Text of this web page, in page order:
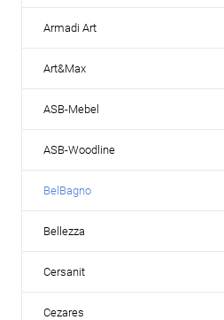
Armadi Art
Art&Max
ASB-Mebel
ASB-Woodline
BelBagno
Bellezza
Cersanit
Cezares